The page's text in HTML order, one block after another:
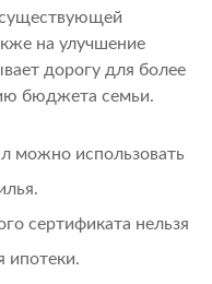
существующей
на улучшение
дорогу для более
бюджета семьи.
можно использовать
сертификата нельзя
ипотеки.